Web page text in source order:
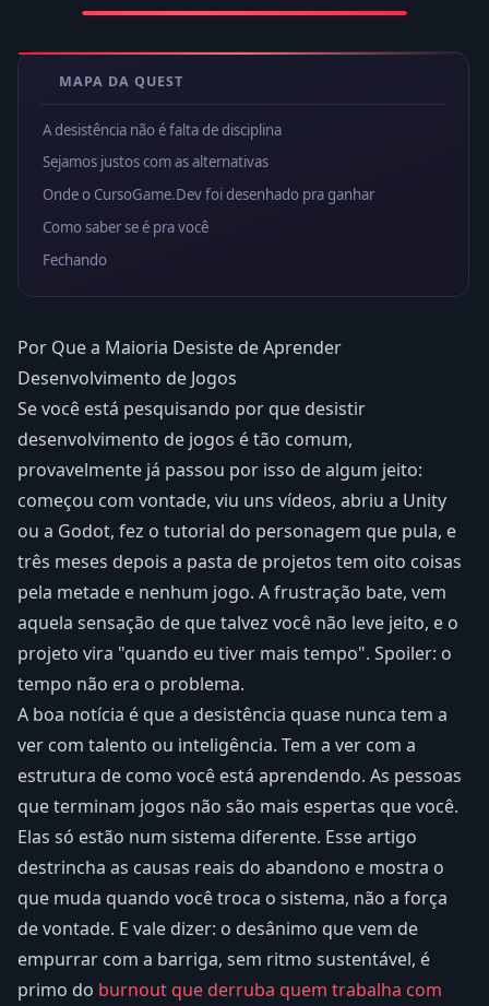
MAPA DA QUEST
A desistência não é falta de disciplina
Sejamos justos com as alternativas
Onde o CursoGame.Dev foi desenhado pra ganhar
Como saber se é pra você
Fechando
Por Que a Maioria Desiste de Aprender
Desenvolvimento de Jogos
Se você está pesquisando por que desistir
desenvolvimento de jogos é tão comum,
provavelmente já passou por isso de algum jeito:
começou com vontade, viu uns vídeos, abriu a Unity
ou a Godot, fez o tutorial do personagem que pula, e
três meses depois a pasta de projetos tem oito coisas
pela metade e nenhum jogo. A frustração bate, vem
aquela sensação de que talvez você não leve jeito, e o
projeto vira "quando eu tiver mais tempo". Spoiler: o
tempo não era o problema.
A boa notícia é que a desistência quase nunca tem a
ver com talento ou inteligência. Tem a ver com a
estrutura de como você está aprendendo. As pessoas
que terminam jogos não são mais espertas que você.
Elas só estão num sistema diferente. Esse artigo
destrincha as causas reais do abandono e mostra o
que muda quando você troca o sistema, não a força
de vontade. E vale dizer: o desânimo que vem de
empurrar com a barriga, sem ritmo sustentável, é
primo do burnout que derruba quem trabalha com